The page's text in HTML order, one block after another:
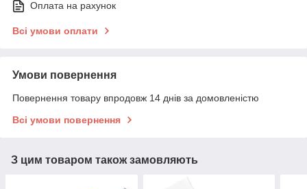
Оплата на рахунок
Всі умови оплати
Умови повернення
Повернення товару впродовж 14 днів за домовленістю
Всі умови повернення
З цим товаром також замовляють